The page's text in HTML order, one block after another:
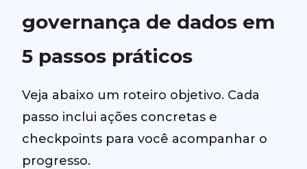
governança de dados em
5 passos práticos
Veja abaixo um roteiro objetivo. Cada
passo inclui ações concretas e
checkpoints para você acompanhar o
progresso.